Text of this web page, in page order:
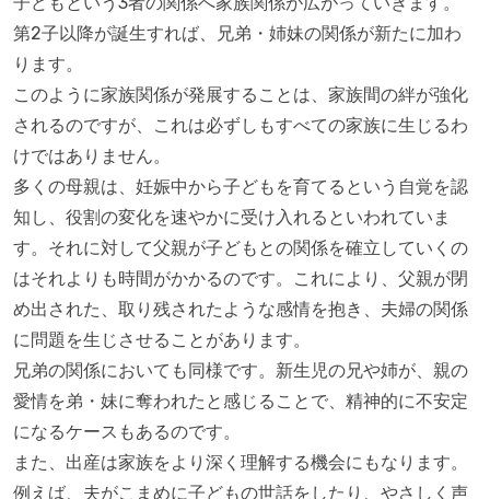
第2子以降が誕生すれば、兄弟・姉妹の関係が新たに加わ
ります。
このように家族関係が発展することは、家族間の絆が強化
されるのですが、これは必ずしもすべての家族に生じるわ
けではありません。
多くの母親は、妊娠中から子どもを育てるという自覚を認
知し、役割の変化を速やかに受け入れるといわれていま
す。それに対して父親が子どもとの関係を確立していくの
はそれよりも時間がかかるのです。これにより、父親が閉
め出された、取り残されたような感情を抱き、夫婦の関係
に問題を生じさせることがあります。
兄弟の関係においても同様です。新生児の兄や姉が、親の
愛情を弟・妹に奪われたと感じることで、精神的に不安定
になるケースもあるのです。
また、出産は家族をより深く理解する機会にもなります。
例えば、夫がこまめに子どもの世話をしたり、やさしく声